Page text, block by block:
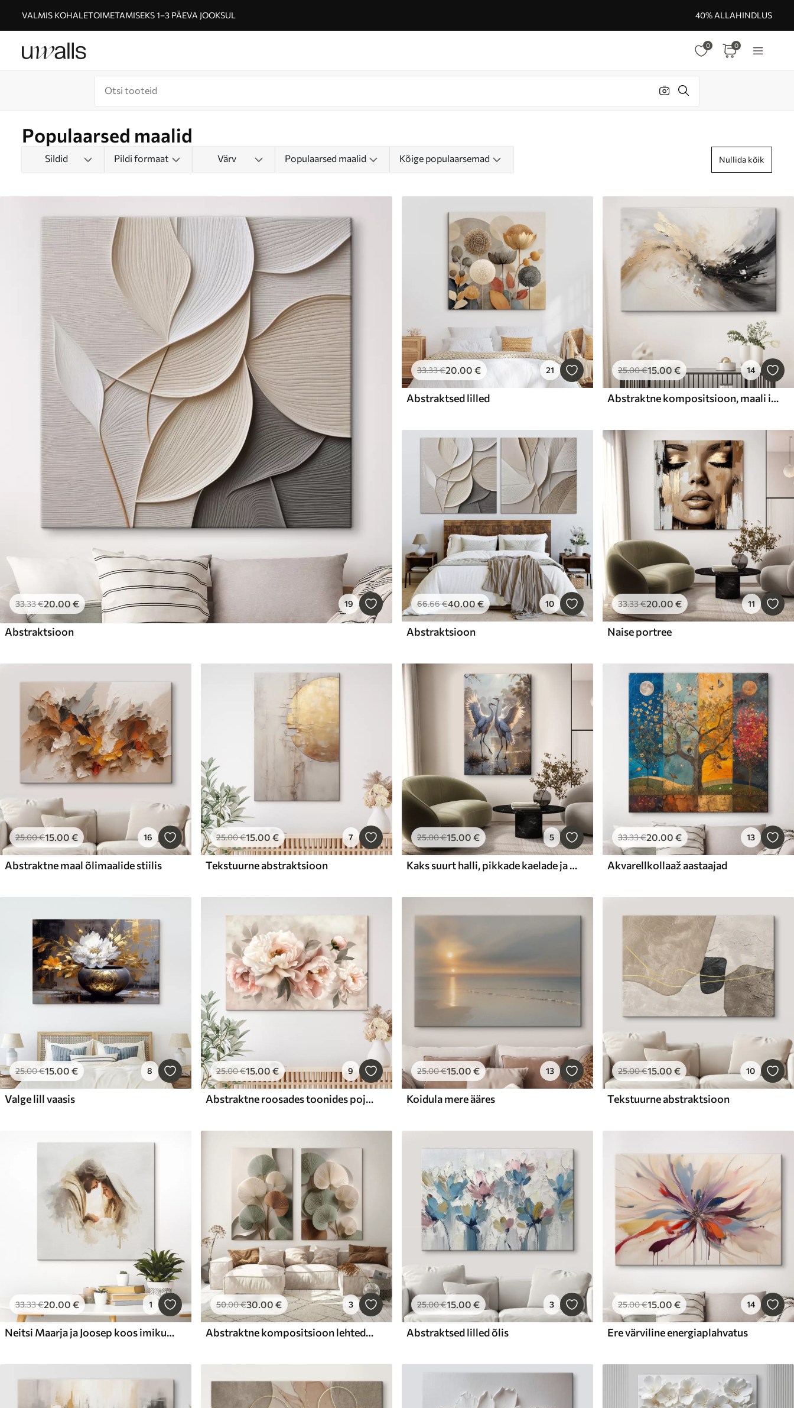
VALMIS KOHALETOIMETAMISEKS 1–3 PÄEVA JOOKSUL 40% ALLAHINDLUS
0 0
Populaarsed maalid
Sildid Pildi formaat Värv Populaarsed maalid Kõige populaarsemad Nullida kõik
33.33€20.00 € 19
Abstraktsioon
33.33€20.00 € 21
Abstraktsed lilled
25.00€15.00 € 14
Abstraktne kompositsioon, maali imitatsioon
66.66€40.00€ 10
Abstraktsioon
33.33€20.00 € 11
Naise portree
25.00€15.00 € 16
Abstraktne maal õlimaalide stiilis
25.00€15.00 € 7
Tekstuurne abstraktsioon
25.00€15.00 € 5
Kaks suurt halli, pikkade kaelade ja tiibadega kraanat, mis seisavad puudest ümbritsetud udujärves
33.33€20.00 € 13
Akvarellkollaaž aastaajad
25.00€15.00 € 8
Valge lill vaasis
25.00€15.00 € 9
Abstraktne roosades toonides pojengide kimp
25.00€15.00 € 13
Koidula mere ääres
25.00€15.00 € 10
Tekstuurne abstraktsioon
33.33€20.00 € 1
Neitsi Maarja ja Joosep koos imikuga, akvarellistiilis
50.00€30.00 € 3
Abstraktne kompositsioon lehtedega
25.00€15.00 € 3
Abstraktsed lilled õlis
25.00€15.00 € 14
Ere värviline energiaplahvatus